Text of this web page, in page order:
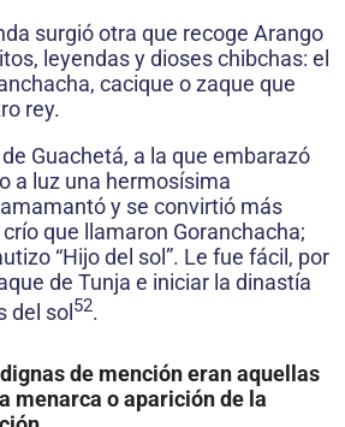
surgió otra que recoge Arango
leyendas y dioses chibchas: el
cacique o zaque que
rey.
Guachetá, a la que embarazó
a luz una hermosísima
y se convirtió más
que llamaron Goranchacha;
“Hijo del sol”. Le fue fácil, por
de Tunja e iniciar la dinastía
del sol52.
de mención eran aquellas
menarca o aparición de la